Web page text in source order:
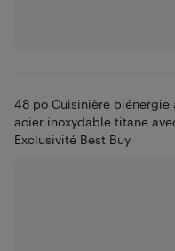
48 po Cuisinière biénergie
acier inoxydable titane
Exclusivité Best Buy